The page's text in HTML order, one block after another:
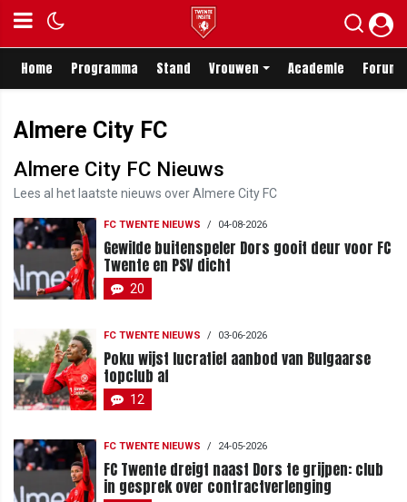
Home Programma Stand Vrouwen Academie Forum
Almere City FC
Almere City FC Nieuws
Lees al het laatste nieuws over Almere City FC
FC TWENTE NIEUWS / 04-08-2026
Gewilde buitenspeler Dors gooit deur voor FC
Twente en PSV dicht
20
FC TWENTE NIEUWS / 03-06-2026
Poku wijst lucratief aanbod van Bulgaarse
topclub af
12
FC TWENTE NIEUWS / 24-05-2026
FC Twente dreigt naast Dors te grijpen: club
in gesprek over contractverlenging